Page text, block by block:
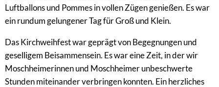
Luftballons und Pommes in vollen Zügen genießen. Es war
ein rundum gelungener Tag für Groß und Klein.
Das Kirchweihfest war geprägt von Begegnungen und
geselligem Beisammensein. Es war eine Zeit, in der wir
Moschheimerinnen und Moschheimer unbeschwerte
Stunden miteinander verbringen konnten. Ein herzliches